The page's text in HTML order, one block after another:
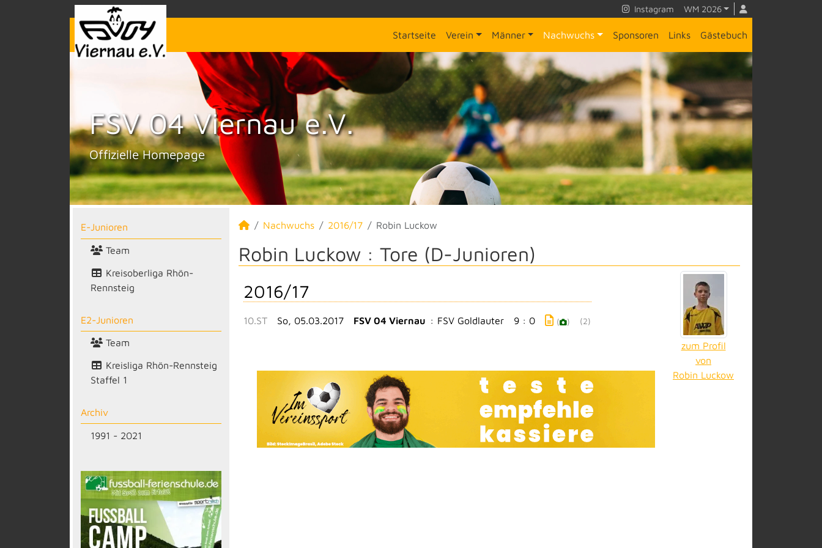
Instagram WM 2026
Startseite Verein Männer Nachwuchs Sponsoren Links Gästebuch
FSV 04 Viernau e.V.
Offizielle Homepage
E-Junioren
Team
Kreisoberliga Rhön-
Rennsteig
E2-Junioren
Team
Kreisliga Rhön-Rennsteig
Staffel 1
Archiv
1991 - 2021
Nachwuchs 2016/17 Robin Luckow
Robin Luckow : Tore (D-Junioren)
zum Profil
von
Robin Luckow
2016/17
10.ST So, 05.03.2017 FSV 04 Viernau : FSV Goldlauter 9 : 0 ( ) (2)